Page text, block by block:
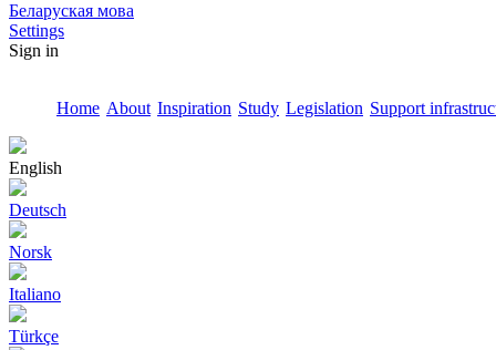
Беларуская мова
Settings
Sign in
Home About Inspiration Study Legislation Support
English
Deutsch
Norsk
Italiano
Türkçe